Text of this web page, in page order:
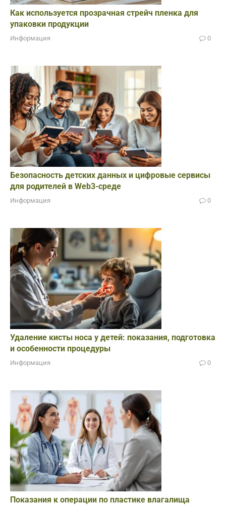
Как используется прозрачная стрейч пленка для
упаковки продукции
Информация 0
Безопасность детских данных и цифровые сервисы
для родителей в Web3-среде
Информация 0
Удаление кисты носа у детей: показания, подготовка
и особенности процедуры
Информация 0
Показания к операции по пластике влагалища